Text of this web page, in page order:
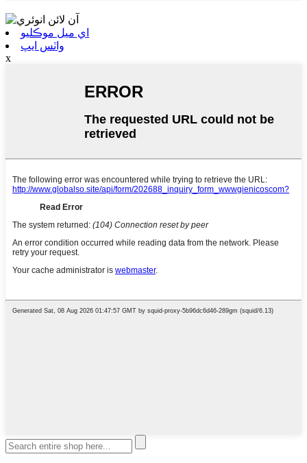
اي ميل موڪليو
واٽس ايپ
x